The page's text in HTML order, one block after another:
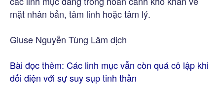
mặt nhân bản, tâm linh hoặc tâm lý.
Giuse Nguyễn Tùng Lâm dịch
Bài đọc thêm: Các linh mục vẫn còn quá cô lập khi
đối diện với sự suy sụp tinh thần